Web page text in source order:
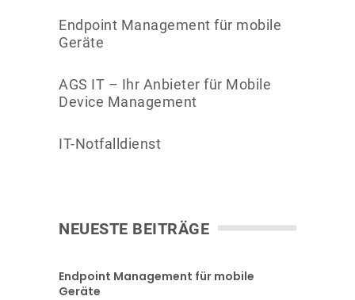
Endpoint Management für mobile
Geräte
AGS IT – Ihr Anbieter für Mobile
Device Management
IT-Notfalldienst
NEUESTE BEITRÄGE
Endpoint Management für mobile
Geräte